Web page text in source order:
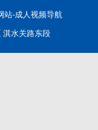
站-成人视频导航
淇水关路东段